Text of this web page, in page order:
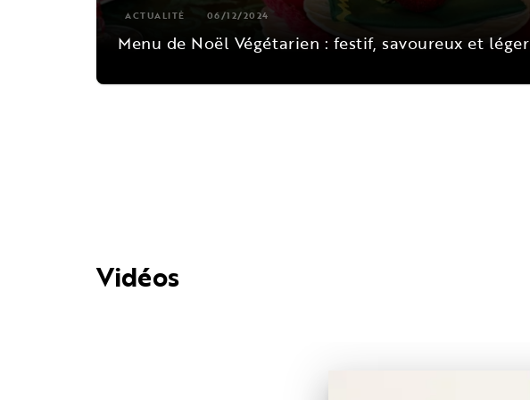
ACTUALITÉ 06/12/2024
Menu de Noël Végétarien : festif, savoureux et léger
Vidéos